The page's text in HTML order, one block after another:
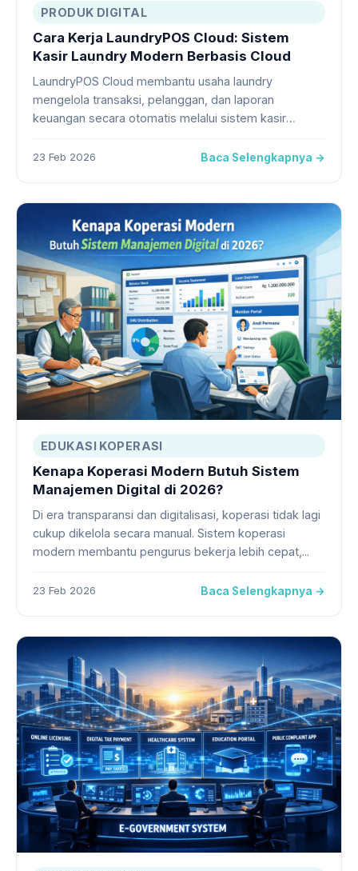
PRODUK DIGITAL
Cara Kerja LaundryPOS Cloud: Sistem
Kasir Laundry Modern Berbasis Cloud
LaundryPOS Cloud membantu usaha laundry
mengelola transaksi, pelanggan, dan laporan
keuangan secara otomatis melalui sistem kasir
23 Feb 2026 Baca Selengkapnya →
EDUKASI KOPERASI
Kenapa Koperasi Modern Butuh Sistem
Manajemen Digital di 2026?
Di era transparansi dan digitalisasi, koperasi tidak lagi
cukup dikelola secara manual. Sistem koperasi
modern membantu pengurus bekerja lebih cepat,...
23 Feb 2026 Baca Selengkapnya →